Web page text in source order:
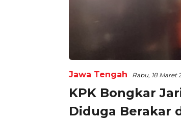
Jawa Tengah Rabu, 18 Maret
KPK Bongkar
Diduga Berakar